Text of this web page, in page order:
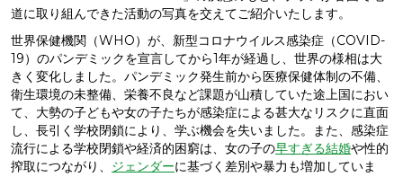
道に取り組んできた活動の写真を交えてご紹介いたします。
世界保健機関（WHO）が、新型コロナウイルス感染症（COVID-
19）のパンデミックを宣言してから1年が経過し、世界の様相は大
きく変化しました。パンデミック発生前から医療保健体制の不備、
衛生環境の未整備、栄養不良など課題が山積していた途上国におい
て、大勢の子どもや女の子たちが感染症による甚大なリスクに直面
し、長引く学校閉鎖により、学ぶ機会を失いました。また、感染症
流行による学校閉鎖や経済的困窮は、女の子の早すぎる結婚や性的
搾取につながり、 ジェンダーに基づく差別や暴力も増加していま